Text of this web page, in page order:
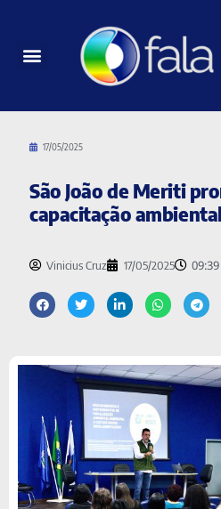
17/05/2025
São João de Meriti
capacitação
Vinicius Cruz 17/05/2025 09:39